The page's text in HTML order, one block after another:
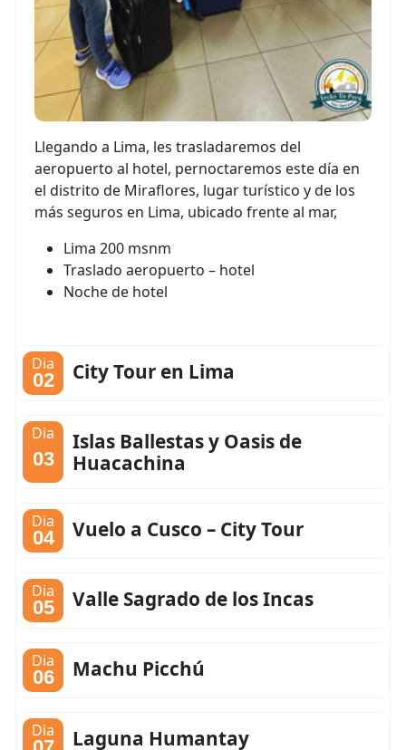
Llegando a Lima, les trasladaremos del
aeropuerto al hotel, pernoctaremos este día en
el distrito de Miraflores, lugar turístico y de los
más seguros en Lima, ubicado frente al mar,
Lima 200 msnm
Traslado aeropuerto – hotel
Noche de hotel
Dia
02 City Tour en Lima
Dia
03
Islas Ballestas y Oasis de
Huacachina
Dia
04 Vuelo a Cusco – City Tour
Dia
05 Valle Sagrado de los Incas
Dia
06 Machu Picchú
Dia Laguna Humantay